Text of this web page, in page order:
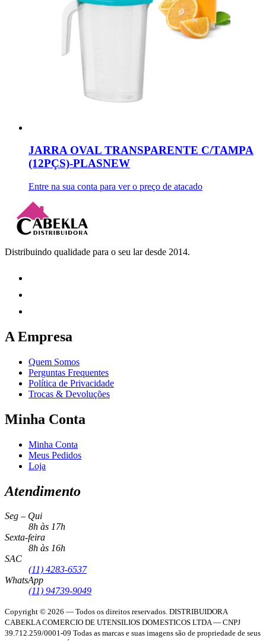
JARRA OVAL TRANSPARENTE C/TAMPA
(12PÇS)-PLASNEW
Entre na sua conta para ver o preço de atacado
Distribuindo qualidade para o seu lar desde 2014.
A Empresa
Quem Somos
Perguntas Frequentes
Política de Privacidade
Trocas & Devoluções
Minha Conta
Minha Conta
Meus Pedidos
Loja
Atendimento
Seg – Qui
8h às 17h
Sexta-feira
8h às 16h
SAC
(11) 4283-6537
WhatsApp
(11) 94739-9049
Copyright © 2026 — Todos os direitos reservados. DISTRIBUIDORA
CABEKLA COMERCIO DE UTENSILIOS DOMESTICOS LTDA — CNPJ
39.712.259/0001-09 Todas as marcas e suas imagens são de propriedade de seus